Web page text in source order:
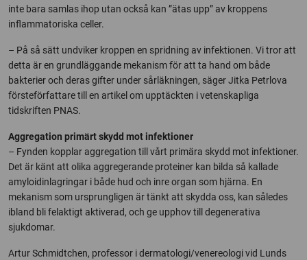
inte bara samlas ihop utan också kan ”ätas upp” av kroppens
inflammatoriska celler.
– På så sätt undviker kroppen en spridning av infektionen. Vi tror att
detta är en grundläggande mekanism för att ta hand om både
bakterier och deras gifter under sårläkningen, säger Jitka Petrlova
försteförfattare till en artikel om upptäckten i vetenskapliga
tidskriften PNAS.
Aggregation primärt skydd mot infektioner
– Fynden kopplar aggregation till vårt primära skydd mot infektioner.
Det är känt att olika aggregerande proteiner kan bilda så kallade
amyloidinlagringar i både hud och inre organ som hjärna. En
mekanism som ursprungligen är tänkt att skydda oss, kan således
ibland bli felaktigt aktiverad, och ge upphov till degenerativa
sjukdomar.
Artur Schmidtchen, professor i dermatologi/venereologi vid Lunds